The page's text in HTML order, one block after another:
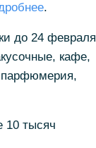
.
до 24 февраля
кафе,
парфюмерия,
10 тысяч